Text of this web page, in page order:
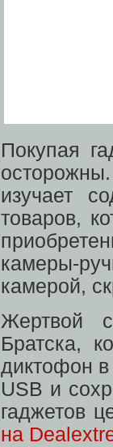
Покупая
изучает
товаров,
камеры-
камерой,
Жертвой
Братска,
диктофон
USB и
гаджетов
на